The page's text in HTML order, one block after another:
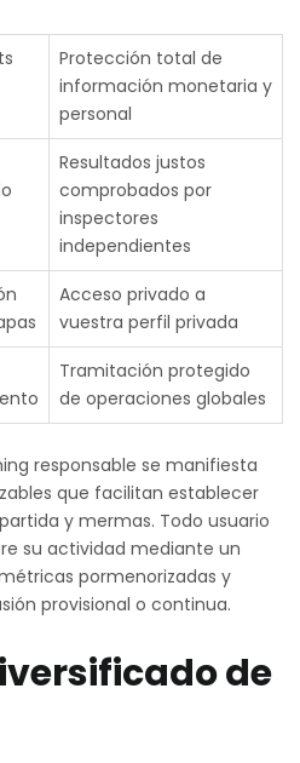
Protección total de
información monetaria y
personal
Resultados justos
comprobados por
inspectores
independientes
Acceso privado a
vuestra perfil privada
Tramitación protegido
de operaciones globales
responsable se manifiesta
que facilitan establecer
y mermas. Todo usuario
su actividad mediante un
pormenorizadas y
provisional o continua.
de